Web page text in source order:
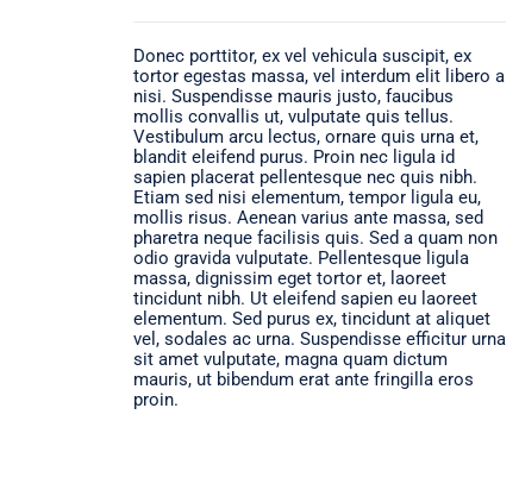
Donec porttitor, ex vel vehicula suscipit, ex
tortor egestas massa, vel interdum elit libero a
nisi. Suspendisse mauris justo, faucibus
mollis convallis ut, vulputate quis tellus.
Vestibulum arcu lectus, ornare quis urna et,
blandit eleifend purus. Proin nec ligula id
sapien placerat pellentesque nec quis nibh.
Etiam sed nisi elementum, tempor ligula eu,
mollis risus. Aenean varius ante massa, sed
pharetra neque facilisis quis. Sed a quam non
odio gravida vulputate. Pellentesque ligula
massa, dignissim eget tortor et, laoreet
tincidunt nibh. Ut eleifend sapien eu laoreet
elementum. Sed purus ex, tincidunt at aliquet
vel, sodales ac urna. Suspendisse efficitur urna
sit amet vulputate, magna quam dictum
mauris, ut bibendum erat ante fringilla eros
proin.